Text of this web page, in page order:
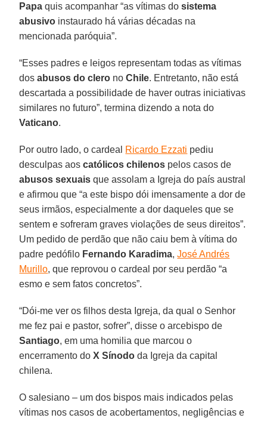
Papa quis acompanhar “as vítimas do sistema
abusivo instaurado há várias décadas na
mencionada paróquia”.
“Esses padres e leigos representam todas as vítimas
dosabusos do clero noChile. Entretanto, não está
descartada a possibilidade de haver outras iniciativas
similares no futuro”, termina dizendo a nota do
Vaticano.
Por outro lado, o cardeal Ricardo Ezzati pediu
desculpas aoscatólicos chilenos pelos casos de
abusos sexuais que assolam a Igreja do país austral
e afirmou que “a este bispo dói imensamente a dor de
seus irmãos, especialmente a dor daqueles que se
sentem e sofreram graves violações de seus direitos”.
Um pedido de perdão que não caiu bem à vítima do
padre pedófilo Fernando Karadima,José Andrés
Murillo, que reprovou o cardeal por seu perdão “a
esmo e sem fatos concretos”.
“Dói-me ver os filhos desta Igreja, da qual o Senhor
me fez pai e pastor, sofrer”, disse o arcebispo de
Santiago, em uma homilia que marcou o
encerramento doX Sínodo da Igreja da capital
chilena.
O salesiano – um dos bispos mais indicados pelas
vítimas nos casos de acobertamentos, negligências e